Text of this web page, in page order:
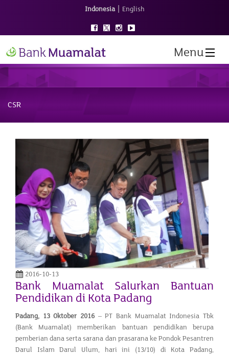
Indonesia | English
Menu
CSR
2016-10-13
Bank Muamalat Salurkan Bantuan
Pendidikan di Kota Padang
Padang, 13 Oktober 2016 – PT Bank Muamalat Indonesia Tbk
(Bank Muamalat) memberikan bantuan pendidikan berupa
pemberian dana serta sarana dan prasarana ke Pondok Pesantren
Darul Islam Darul Ulum, hari ini (13/10) di Kota Padang,